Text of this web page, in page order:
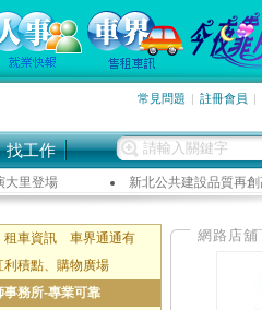
|
| 註冊會員
常見問題
找工作
大里登場
新北公共建設品質再
市府廣邀民 藝人陳子強到小兔子照
租車資訊 車界通通有
利積點、購物廣場
事務所-專業可靠
網路店舖